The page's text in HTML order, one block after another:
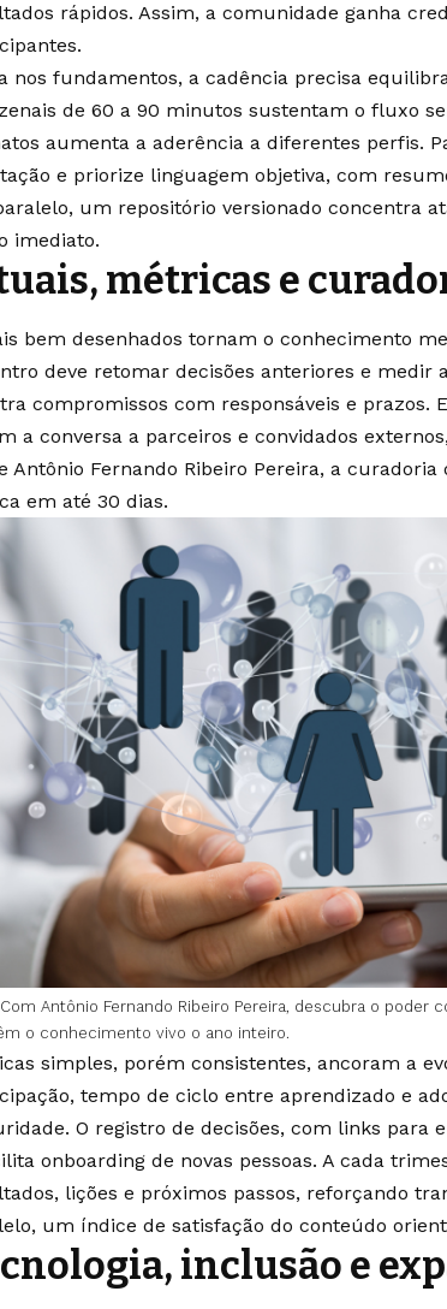
rápidos. Assim, a comunidade ganha
nos fundamentos, a cadência precisa
de 60 a 90 minutos sustentam o fluxo
aumenta a aderência a diferentes perfis.
e priorize linguagem objetiva, com
um repositório versionado concentra
imediato.
métricas e
bem desenhados tornam o conhecimento
deve retomar decisões anteriores e medir
compromissos com responsáveis e prazos.
a conversa a parceiros e convidados
Antônio Fernando Ribeiro Pereira, a
em até 30 dias.
Com Antônio Fernando Ribeiro Pereira, descubra o poder
o conhecimento vivo o ano inteiro.
simples, porém consistentes, ancoram a
tempo de ciclo entre aprendizado e
O registro de decisões, com links para
onboarding de novas pessoas. A cada
lições e próximos passos, reforçando
um índice de satisfação do conteúdo
inclusão e